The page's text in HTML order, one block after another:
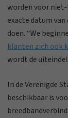
worden voor niet-
exacte datum
doen. “We
klanten zich ook
wordt de
In de Verenigde
beschikbaar is